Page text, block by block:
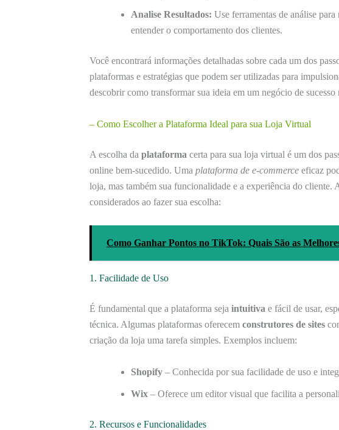
Analise Resultados: Use ferramentas de análise
entender o comportamento dos clientes.
Você encontrará informações detalhadas sobre cada um dos
plataformas e estratégias que podem ser utilizadas para
descobrir como transformar sua ideia em um negócio de sucesso
– Como Escolher a Plataforma Ideal para sua Loja Virtual
A escolha da plataforma certa para sua loja virtual é um dos
online bem-sucedido. Uma plataforma de e-commerce eficaz
loja, mas também sua funcionalidade e a experiência do cliente.
considerados ao fazer sua escolha:
Como Ganhar Pontos no TikTok: Quais São as
1. Facilidade de Uso
É fundamental que a plataforma seja intuitiva e fácil de usar,
técnica. Algumas plataformas oferecem construtores de sites
criação da loja uma tarefa simples. Exemplos incluem:
Shopify – Conhecida por sua facilidade de uso e
Wix – Oferece um editor visual que facilita a
2. Recursos e Funcionalidades